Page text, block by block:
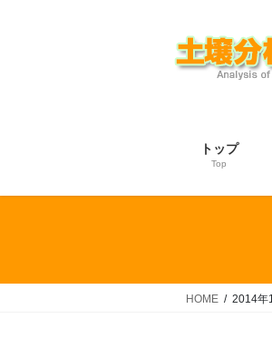
トップ
Top
HOME 2014年